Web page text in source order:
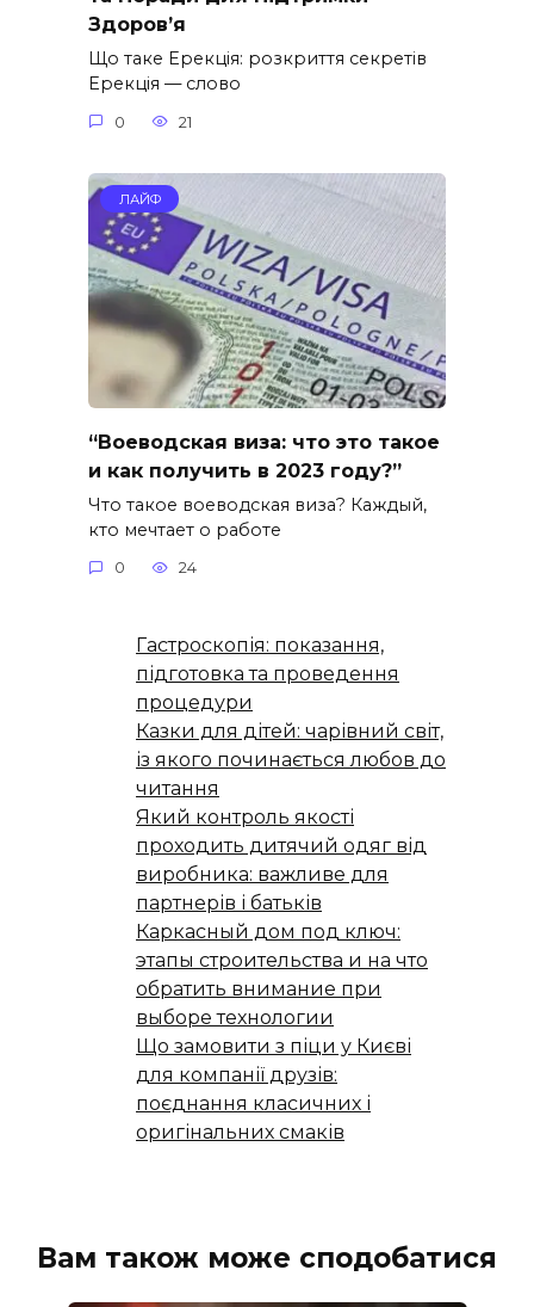
Здоров’я
Що таке Ерекція: розкриття секретів
Ерекція — слово
0 21
ЛАЙФ
“Воеводская виза: что это такое
и как получить в 2023 году?”
Что такое воеводская виза? Каждый,
кто мечтает о работе
0 24
Гастроскопія: показання,
підготовка та проведення
процедури
Казки для дітей: чарівний світ,
із якого починається любов до
читання
Який контроль якості
проходить дитячий одяг від
виробника: важливе для
партнерів і батьків
Каркасный дом под ключ:
этапы строительства и на что
обратить внимание при
выборе технологии
Що замовити з піци у Києві
для компанії друзів:
поєднання класичних і
оригінальних смаків
Вам також може сподобатися